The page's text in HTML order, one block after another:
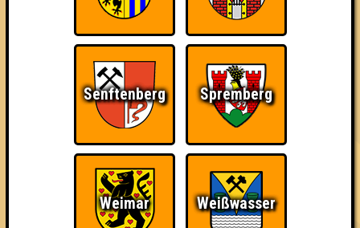
The Last of Us Wir sind ERSTER?! Streber
Senftenberg Spremberg
Weimar Weißwasser